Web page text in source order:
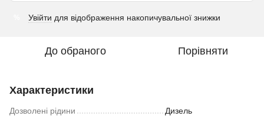
Увійти для відображення накопичувальної знижки
До обраного Порівняти
Характеристики
Дозволені рідини Дизель